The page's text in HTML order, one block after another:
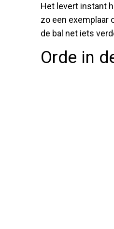
Het levert instant
zo een exemplaar
de bal net iets
Orde in